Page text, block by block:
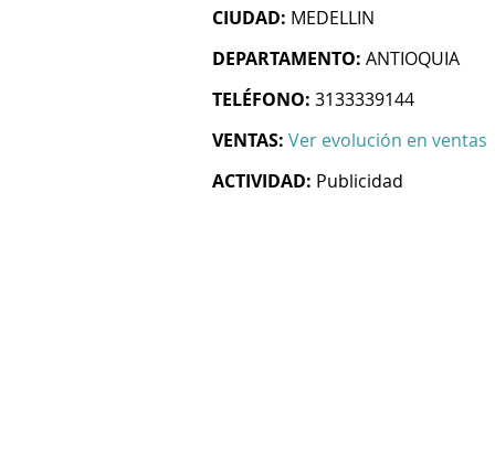
CIUDAD: MEDELLIN
DEPARTAMENTO: ANTIOQUIA
TELÉFONO: 3133339144
VENTAS: Ver evolución en ventas
ACTIVIDAD: Publicidad